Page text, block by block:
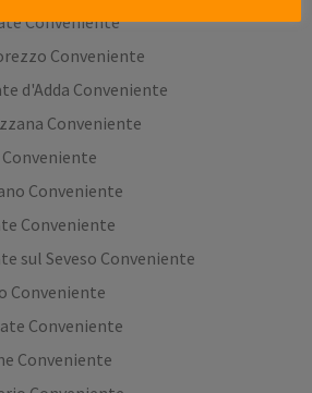
Conveniente
Conveniente
d'Adda Conveniente
Conveniente
Conveniente
Conveniente
sul Seveso Conveniente
Conveniente
Conveniente
Conveniente